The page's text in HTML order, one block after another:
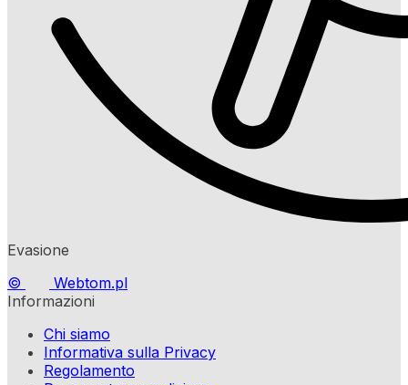
Evasione
©
Webtom.pl
Informazioni
Chi siamo
Informativa sulla Privacy
Regolamento